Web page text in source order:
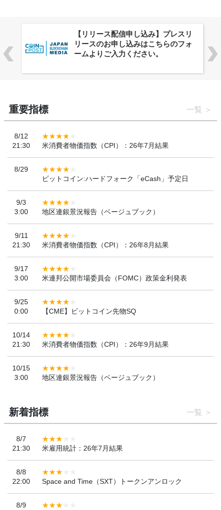
株式会社PlnX、アジア最大級のグロ
ーバルWeb3カンファレンス
「WebX2026」とのコラボレーショ
重要指標 一覧
8/12
21:30
米消費者物価指数（CPI）：26年7月結果
8/29
ビットコイン:ハードフォーク「eCash」予定日
9/3
3:00
地区連銀景況報告（ベージュブック）
9/11
21:30
米消費者物価指数（CPI）：26年8月結果
9/17
3:00
米連邦公開市場委員会（FOMC）政策金利発表
9/25
0:00
【CME】ビットコイン先物SQ
10/14
21:30
米消費者物価指数（CPI）：26年9月結果
10/15
3:00
地区連銀景況報告（ベージュブック）
新着指標 一覧
8/7
21:30
米雇用統計：26年7月結果
8/8
22:00
Space and Time（SXT）トークンアンロック
8/9